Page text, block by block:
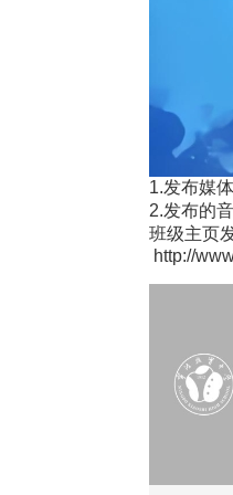
1.发布媒
2.发布的
班级主页
http://